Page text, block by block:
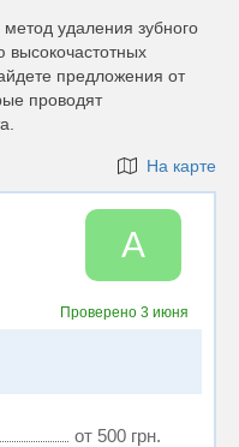
метод удаления зубного
предложения от
проводят
На карте
A
Проверено3 июня
от 500 грн.